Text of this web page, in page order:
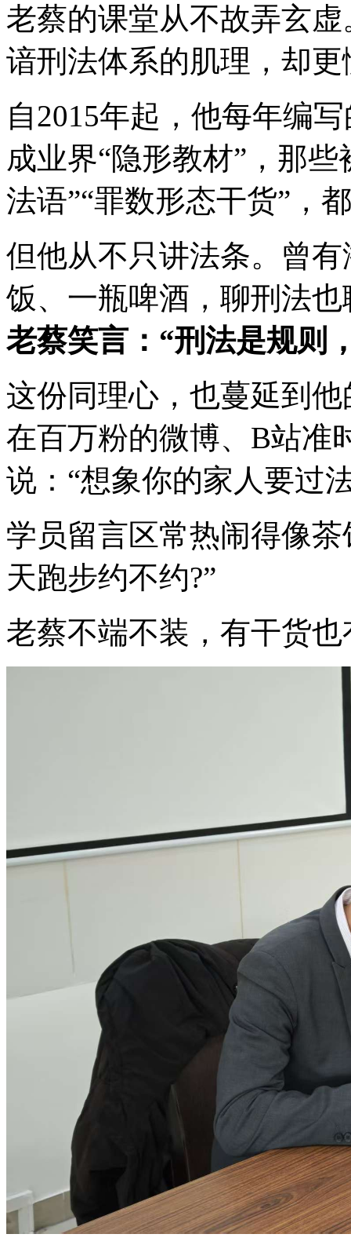
老蔡的课堂从不故弄玄
谙刑法体系的肌理，却
自2015年起，他每年编
成业界“隐形教材”，那
法语”“罪数形态干货”，
但他从不只讲法条。曾
饭、一瓶啤酒，聊刑法
老蔡笑言：“刑法是规则
这份同理心，也蔓延到
在百万粉的微博、B站准
说：“想象你的家人要过
学员留言区常热闹得像
天跑步约不约?”
老蔡不端不装，有干货